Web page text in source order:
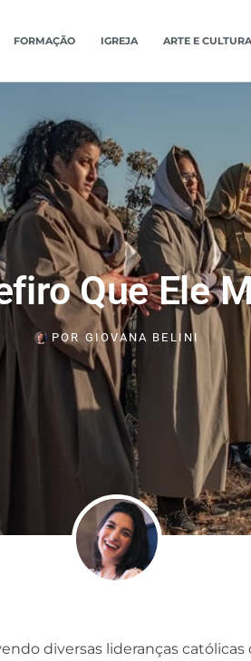
FORMAÇÃO IGREJA ARTE E CULTURA
Que Ele
POR GIOVANA BELINI
diversas lideranças